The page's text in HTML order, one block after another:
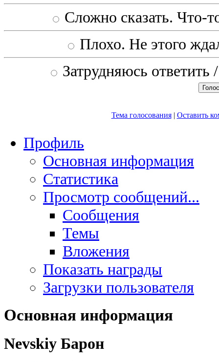
Сложно сказать. Что-
Плохо. Не этого
Затрудняюсь
Тема голосования| Оставить
Профиль
Основная информация
Статистика
Просмотр сообщений...
Сообщения
Темы
Вложения
Показать награды
Загрузки пользователя
Основная информация
Nevskiy Барон